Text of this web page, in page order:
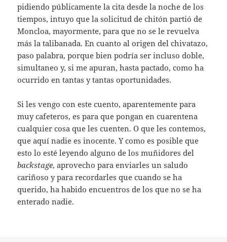
pidiendo públicamente la cita desde la noche de los
tiempos, intuyo que la solicitud de chitón partió de
Moncloa, mayormente, para que no se le revuelva
más la talibanada. En cuanto al origen del chivatazo,
paso palabra, porque bien podría ser incluso doble,
simultaneo y, si me apuran, hasta pactado, como ha
ocurrido en tantas y tantas oportunidades.
Si les vengo con este cuento, aparentemente para
muy cafeteros, es para que pongan en cuarentena
cualquier cosa que les cuenten. O que les contemos,
que aquí nadie es inocente. Y como es posible que
esto lo esté leyendo alguno de los muñidores del
backstage, aprovecho para enviarles un saludo
cariñoso y para recordarles que cuando se ha
querido, ha habido encuentros de los que no se ha
enterado nadie.